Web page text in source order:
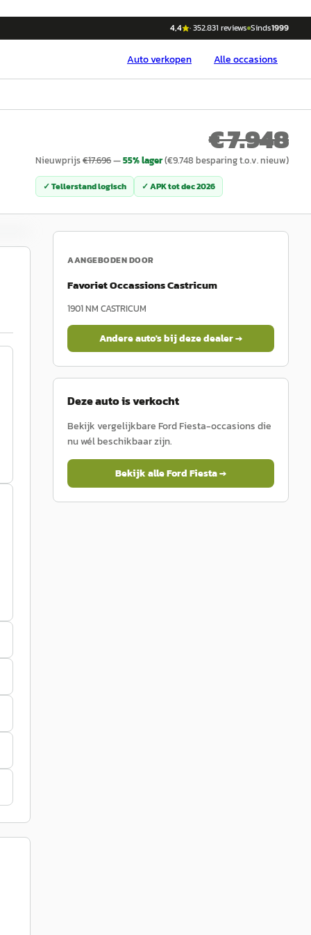
4,4 ·352.831 reviews Sinds1999
Autoverkopen Alle occasions
€ 7.948
Nieuwprijs€17.696—55% lager(€9.748 besparing t.o.v. nieuw)
✓ Tellerstand logisch ✓ APK totdec 2026
AANGEBODEN DOOR
Favoriet Occassions Castricum
1901 NM CASTRICUM
Andere auto's bij deze dealer →
Deze auto is verkocht
Bekijk vergelijkbare FordFiesta-occasions die
nu wél beschikbaar zijn.
Bekijk alleFordFiesta→